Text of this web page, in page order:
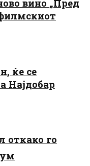
вино „Пред
ќе се
Најдобар
откако го